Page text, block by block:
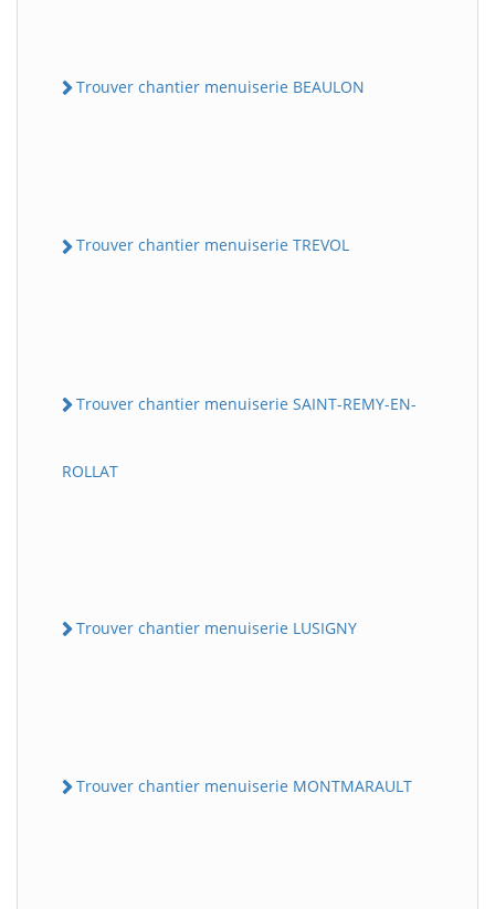
Trouver chantier menuiserie BEAULON
Trouver chantier menuiserie TREVOL
Trouver chantier menuiserie SAINT-REMY-EN-
ROLLAT
Trouver chantier menuiserie LUSIGNY
Trouver chantier menuiserie MONTMARAULT